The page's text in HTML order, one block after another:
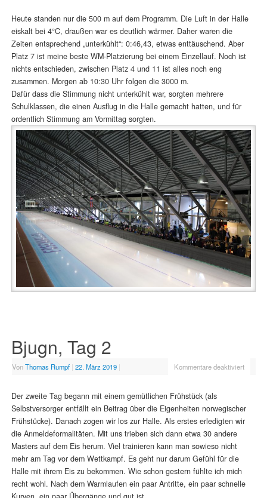
Heute standen nur die 500 m auf dem Programm. Die Luft in der Halle
eiskalt bei 4°C, draußen war es deutlich wärmer. Daher waren die
Zeiten entsprechend „unterkühlt“: 0:46,43, etwas enttäuschend. Aber
Platz 7 ist meine beste WM-Platzierung bei einem Einzellauf. Noch ist
nichts entschieden, zwischen Platz 4 und 11 ist alles noch eng
zusammen. Morgen ab 10:30 Uhr folgen die 3000 m.
Dafür dass die Stimmung nicht unterkühlt war, sorgten mehrere
Schulklassen, die einen Ausflug in die Halle gemacht hatten, und für
ordentlich Stimmung am Vormittag sorgten.
Bjugn, Tag 2
VonThomas Rumpf | 22. März 2019 | Kommentare deaktiviert
Der zweite Tag begann mit einem gemütlichen Frühstück (als
Selbstversorger entfällt ein Beitrag über die Eigenheiten norwegischer
Frühstücke). Danach zogen wir los zur Halle. Als erstes erledigten wir
die Anmeldeformalitäten. Mit uns trieben sich dann etwa 30 andere
Masters auf dem Eis herum. Viel trainieren kann man sowieso nicht
mehr am Tag vor dem Wettkampf. Es geht nur darum Gefühl für die
Halle mit ihrem Eis zu bekommen. Wie schon gestern fühlte ich mich
recht wohl. Nach dem Warmlaufen ein paar Antritte, ein paar schnelle